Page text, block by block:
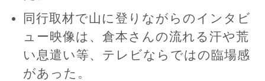
同行取材で山に登りながらのインタビ
ュー映像は、倉本さんの流れる汗や荒
い息遣い等、テレビならではの臨場感
があった。